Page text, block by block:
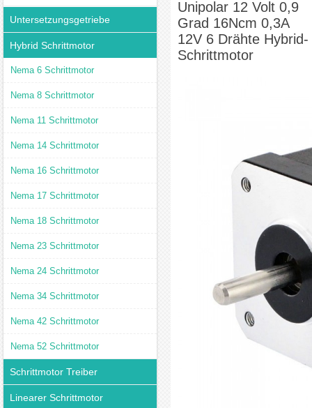
Untersetzungsgetriebe
Hybrid Schrittmotor
Nema 6 Schrittmotor
Nema 8 Schrittmotor
Nema 11 Schrittmotor
Nema 14 Schrittmotor
Nema 16 Schrittmotor
Nema 17 Schrittmotor
Nema 18 Schrittmotor
Nema 23 Schrittmotor
Nema 24 Schrittmotor
Nema 34 Schrittmotor
Nema 42 Schrittmotor
Nema 52 Schrittmotor
Schrittmotor Treiber
Linearer Schrittmotor
Unipolar 12 Volt 0,9
Grad 16Ncm 0,3A
12V 6 Drähte Hybrid-
Schrittmotor